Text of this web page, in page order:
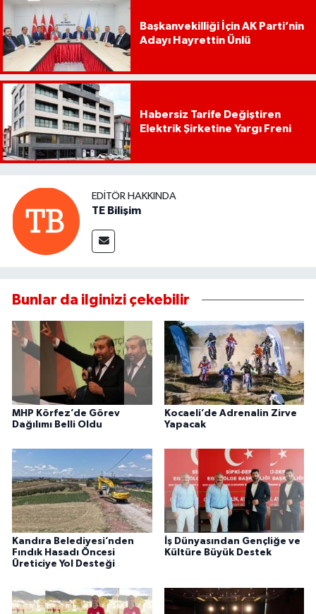
Başkanvekilliği İçin AK Parti’nin
Adayı Hayrettin Ünlü
Habersiz Tarife Değiştiren
Elektrik Şirketine Yargı Freni
EDITÖR HAKKINDA
TE Bilişim
Bunlar da ilginizi çekebilir
MHP Körfez’de Görev
Dağılımı Belli Oldu
Kocaeli’de Adrenalin Zirve
Yapacak
Kandıra Belediyesi’nden
Fındık Hasadı Öncesi
Üreticiye Yol Desteği
İş Dünyasından Gençliğe ve
Kültüre Büyük Destek